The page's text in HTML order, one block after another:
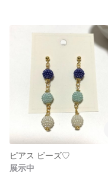
ピアス ビーズ♡
展示中